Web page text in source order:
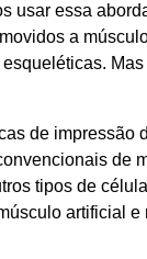
usar essa
a
de impressão
de
tipos de
artificial